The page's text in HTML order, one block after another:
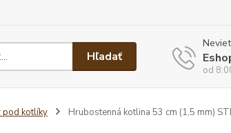
Hľadať
od
pod kotlíky Hrubostenná kotlina 53 cm (1,5 mm)